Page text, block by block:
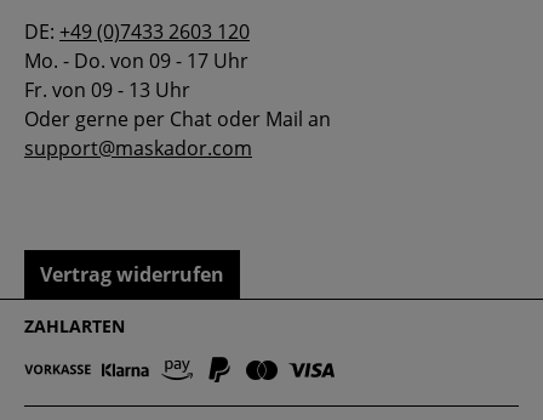
DE: +49 (0)7433 2603 120
Mo. - Do. von 09 - 17 Uhr
Fr. von 09 - 13 Uhr
Oder gerne per Chat oder Mail an
support@maskador.com
Vertrag widerrufen
ZAHLARTEN